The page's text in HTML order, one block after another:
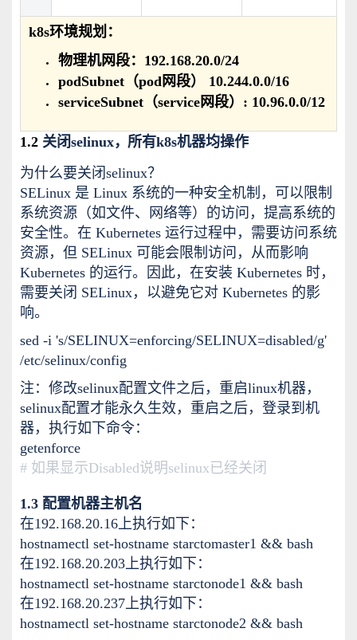
k8s环境规划：
物理机网段：192.168.20.0/24
podSubnet（pod网段） 10.244.0.0/16
serviceSubnet（service网段）: 10.96.0.0/12
1.2 关闭selinux，所有k8s机器均操作
为什么要关闭selinux？
SELinux 是 Linux 系统的一种安全机制，可以限制
系统资源（如文件、网络等）的访问，提高系统的
安全性。在 Kubernetes 运行过程中，需要访问系统
资源，但 SELinux 可能会限制访问，从而影响
Kubernetes 的运行。因此，在安装 Kubernetes 时，
需要关闭 SELinux，以避免它对 Kubernetes 的影
响。
sed -i 's/SELINUX=enforcing/SELINUX=disabled/g'
/etc/selinux/config
注：修改selinux配置文件之后，重启linux机器，
selinux配置才能永久生效，重启之后，登录到机
器，执行如下命令：
getenforce
# 如果显示Disabled说明selinux已经关闭
1.3 配置机器主机名
在192.168.20.16上执行如下：
hostnamectl set-hostname starctomaster1 && bash
在192.168.20.203上执行如下：
hostnamectl set-hostname starctonode1 && bash
在192.168.20.237上执行如下：
hostnamectl set-hostname starctonode2 && bash